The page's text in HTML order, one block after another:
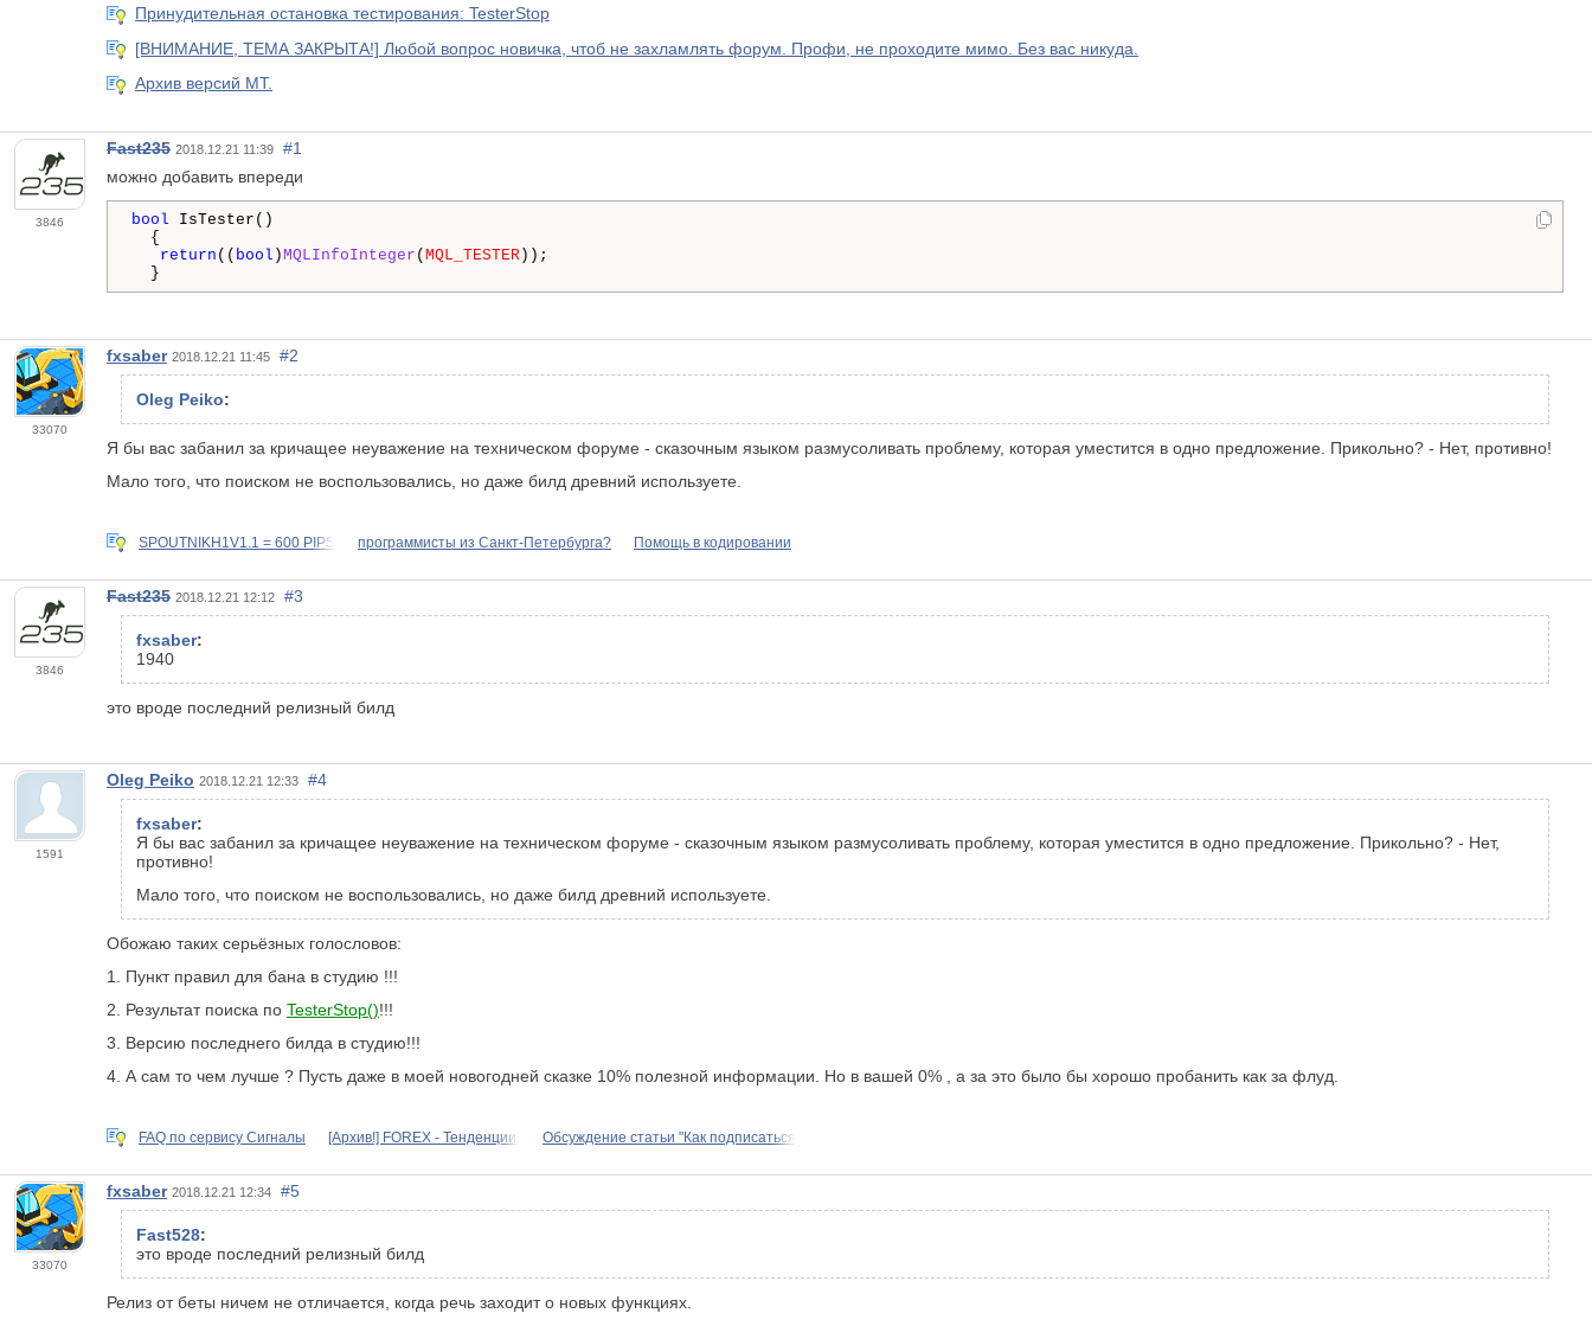
Принудительная остановка тестирования: TesterStop
[ВНИМАНИЕ, ТЕМА ЗАКРЫТА!] Любой вопрос новичка, чтоб не захламлять форум. Профи, не проходите мимо. Без вас никуда.
Архив версий МТ.
3846
Fast235 2018.12.21 11:39
#1
можно добавить впереди
bool IsTester()
{
return (( bool ) MQLInfoInteger ( MQL_TESTER ));
}
33070
fxsaber 2018.12.21 11:45 #2
Oleg Peiko:
Я бы вас забанил за кричащее неуважение на техническом форуме - сказочным языком размусоливать проблему, которая уместится в одно предложение. Прикольно? - Нет, противно!
Мало того, что поиском не воспользовались, но даже билд древний используете.
SPOUTNIKH1V1.1 = 600 PIPS программисты из Санкт-Петербурга? Помощь в кодировании
3846
Fast235 2018.12.21 12:12 #3
fxsaber:
1940
это вроде последний релизный билд
1591
Oleg Peiko 2018.12.21 12:33 #4
fxsaber:
Я бы вас забанил за кричащее неуважение на техническом форуме - сказочным языком размусоливать проблему, которая уместится в одно предложение. Прикольно? - Нет,
противно!
Мало того, что поиском не воспользовались, но даже билд древний используете.
Обожаю таких серьёзных голословов:
1. Пункт правил для бана в студию !!!
2. Результат поиска по TesterStop()!!!
3. Версию последнего билда в студию!!!
4. А сам то чем лучше ? Пусть даже в моей новогодней сказке 10% полезной информации. Но в вашей 0% , а за это было бы хорошо пробанить как за флуд.
FAQ по сервису Сигналы [Архив!] FOREX - Тенденции, Обсуждение статьи "Как подписаться
33070
fxsaber 2018.12.21 12:34 #5
Fast528:
это вроде последний релизный билд
Релиз от беты ничем не отличается, когда речь заходит о новых функциях.